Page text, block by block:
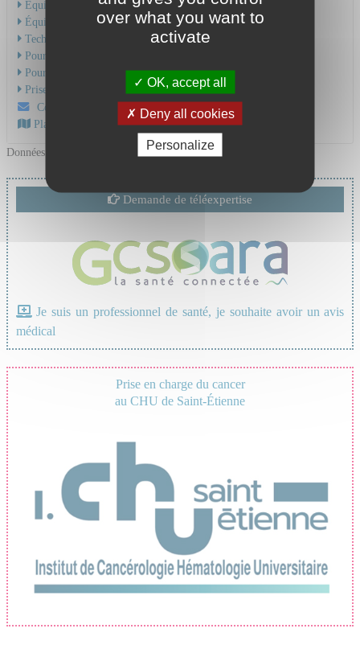
Équipe Médicale
Équipe Soignante
Technique et soins
Pour une hospitalisation
Pour une consultation
Prise en charge du cancer
Contactez-nous par mail
Plan d'accès au CHU
Données mises à jour le 03/12/2025
Demande de téléexpertise
Je suis un professionnel de santé, je souhaite avoir un avis
médical
Prise en charge du cancer
au CHU de Saint-Étienne
over what you want to
activate
OK, accept all
Deny all cookies
Personalize